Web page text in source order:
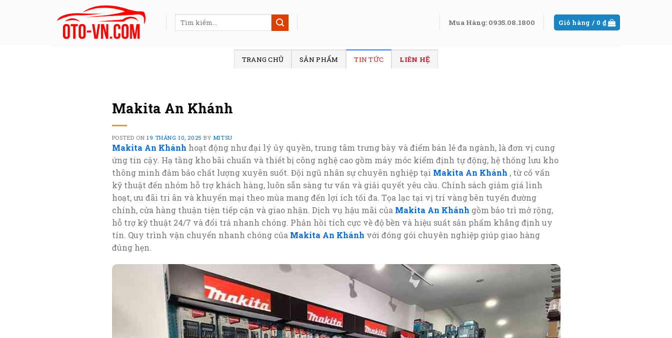
Tìm
kiếm:
Mua Hàng: 0935.08.1800 Giỏ hàng / 0 ₫
TRANG CHỦ SẢN PHẨM TIN TỨC LIÊN HỆ
Makita An Khánh
POSTED ON19 THÁNG 10, 2025 BY MITSU
Makita An Khánh hoạt động như đại lý ủy quyền, trung tâm trưng bày và điểm bán lẻ đa ngành, là đơn vị cung
ứng tin cậy. Hạ tầng kho bãi chuẩn và thiết bị công nghệ cao gồm máy móc kiểm định tự động, hệ thống lưu kho
thông minh đảm bảo chất lượng xuyên suốt. Đội ngũ nhân sự chuyên nghiệp tại Makita An Khánh , từ cố vấn
kỹ thuật đến nhóm hỗ trợ khách hàng, luôn sẵn sàng tư vấn và giải quyết yêu cầu. Chính sách giảm giá linh
hoạt, ưu đãi tri ân và khuyến mại theo mùa mang đến lợi ích tối đa. Tọa lạc tại vị trí vàng bên tuyến đường
chính, cửa hàng thuận tiện tiếp cận và giao nhận. Dịch vụ hậu mãi của Makita An Khánh gồm bảo trì mở rộng,
hỗ trợ kỹ thuật 24/7 và đổi trả nhanh chóng. Phản hồi tích cực về độ bền và hiệu suất sản phẩm khẳng định uy
tín. Quy trình vận chuyển nhanh chóng của Makita An Khánh với đóng gói chuyên nghiệp giúp giao hàng
đúng hẹn.